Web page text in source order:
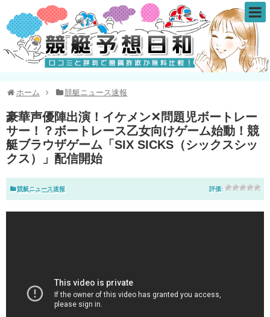
ホーム 競艇ニュース速報
豪華声優陣出演！イケメン✕問題児ボートレー
サー！？ボートレース乙女向けゲーム始動！競
艇ブラウザゲーム「SIX SICKS（シックスシッ
クス）」配信開始
競艇ニュース速報